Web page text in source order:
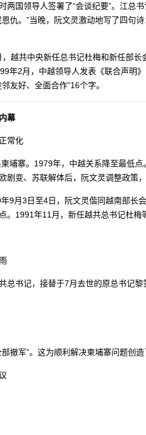
两国领导人签署了“会谈纪要”。江总
仇。”当晚，阮文灵激动地写了四句
越共中央新任总书记杜梅和新任部长
年2月，中越领导人发表《联合声明
友好、全面合作”16个字。
幕
常化
埔寨。1979年，中越关系降至最低
剧变、苏联解体后，阮文灵调整政策
9月3日至4日，阮文灵偕同越南部长
。1991年11月，新任越共总书记杜梅
总书记，接替于7月去世的原总书记黎
撤军”。这为顺利解决柬埔寨问题创